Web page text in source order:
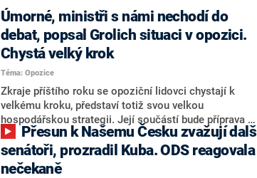
Úmorné, ministři s námi nechodí do
debat, popsal Grolich situaci v opozici.
Chystá velký krok
Téma: Opozice
Zkraje příštího roku se opoziční lidovci chystají k
velkému kroku, představí totiž svou velkou
hospodářskou strategii. Její součástí bude příprava na
stárnutí populace, řekl ve středu na setkání s novináři
nový předseda lidovců Jan Grolich. Ten zároveň v
senátních volbách kandiduje ve Vyškově. Popsal i
senátoři, prozradil Kuba. ODS reagovala
nečekaně